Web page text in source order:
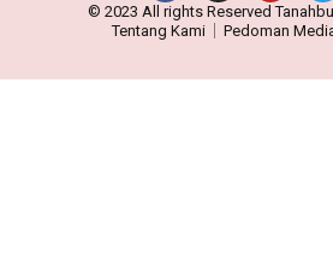
© 2023 All rights Reserved
Tentang Kami
Pedoman